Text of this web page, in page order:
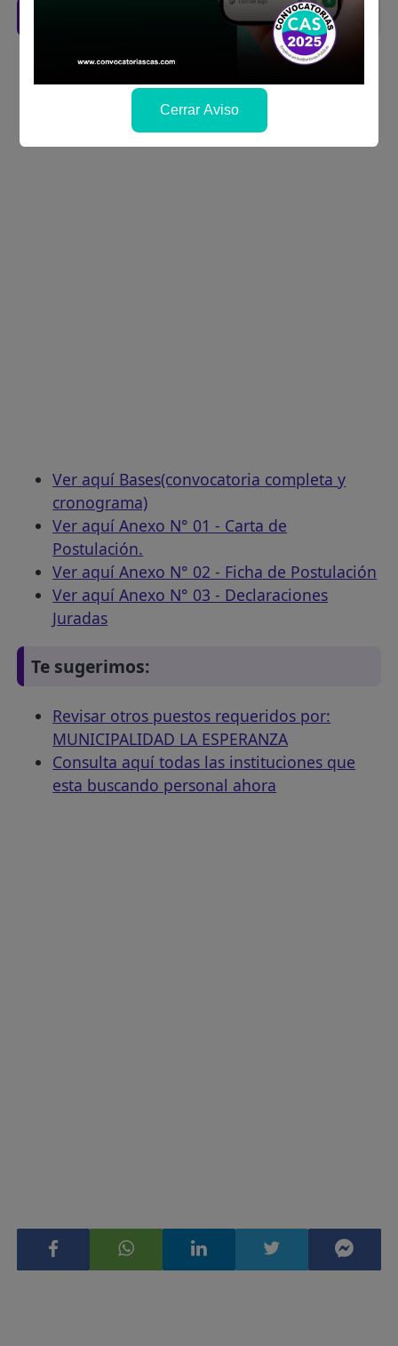
Descarga aquí las Bases
Ver aquí Bases(convocatoria completa y
cronograma)
Ver aquí Anexo N° 01 - Carta de
Postulación.
Ver aquí Anexo N° 02 - Ficha de Postulación
Ver aquí Anexo N° 03 - Declaraciones
Juradas
Te sugerimos:
Revisar otros puestos requeridos por:
MUNICIPALIDAD LA ESPERANZA
Consulta aquí todas las instituciones que
esta buscando personal ahora
Cerrar Aviso